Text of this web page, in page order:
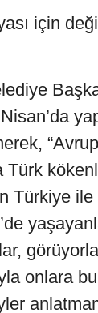
için
Türk
Türkiye ile
onlara